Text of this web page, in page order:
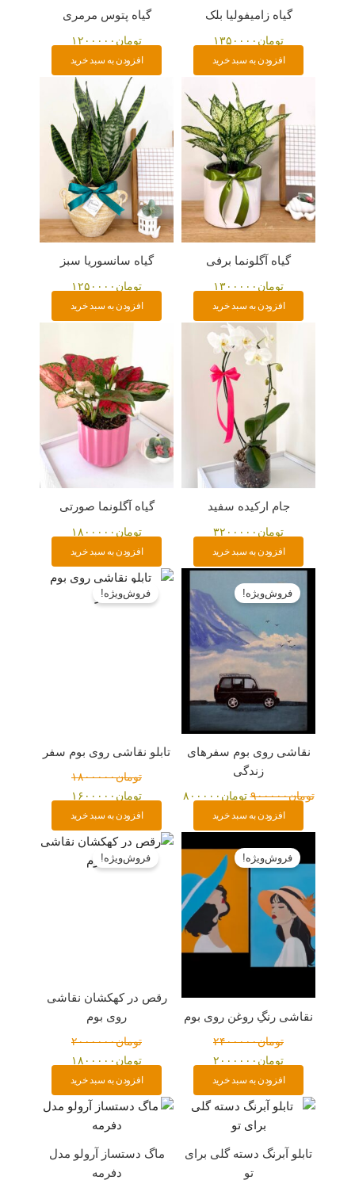
گیاه زامیفولیا بلک
تومان ۱۳۵۰۰۰۰
افزودن به سبد خرید
گیاه پتوس مرمری
تومان ۱۲۰۰۰۰۰
افزودن به سبد خرید
گیاه آگلونما برفی
تومان ۱۳۰۰۰۰۰
افزودن به سبد خرید
گیاه سانسوریا سبز
تومان ۱۲۵۰۰۰۰
افزودن به سبد خرید
جام ارکیده سفید
تومان ۳۲۰۰۰۰۰
افزودن به سبد خرید
گیاه آگلونما صورتی
تومان ۱۸۰۰۰۰۰
افزودن به سبد خرید
فروش‌ویژه!
نقاشی روی بوم سفرهای
زندگی
تومان۹۰۰۰۰۰
قیمت
اصلی:
تومان۹۰۰۰۰۰
بود.
تومان ۸۰۰۰۰۰
قیمت
افزودن به سبد خرید
فروش‌ویژه!
تابلو نقاشی روی بوم سفر
تومان۱۸۰۰۰۰۰
قیمت
اصلی:
تومان۱۸۰۰۰۰۰
تومان ۱۶۰۰۰۰۰
قیمت
فعلی:
افزودن به سبد خرید
فروش‌ویژه!
نقاشی رنگِ روغن روی بوم
تومان۲۴۰۰۰۰۰
اصلی:
تومان۲۴۰۰۰۰۰
تومان ۲۰۰۰۰۰۰
فعلی:
افزودن به سبد خرید
فروش‌ویژه!
رقص در کهکشان نقاشی
روی بوم
تومان۲۰۰۰۰۰۰
قیمت
اصلی:
تومان۲۰۰۰۰۰۰
تومان ۱۸۰۰۰۰۰
قیمت
افزودن به سبد خرید
تابلو آبرنگ دسته گلی برای
تو
ماگ دستساز آرولو مدل
دفرمه